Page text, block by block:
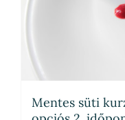
Mentes süti